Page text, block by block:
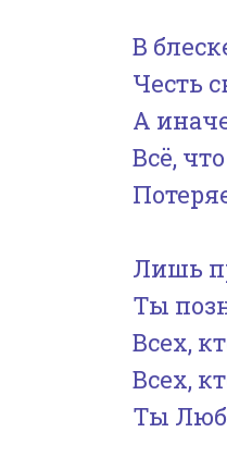
В
Честь
А
Всё,
Лишь
Ты
Всех,
Всех,
Ты